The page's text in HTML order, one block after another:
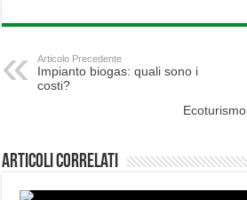
Articolo Precedente
Impianto biogas: quali sono i
costi?
Articoli correlati